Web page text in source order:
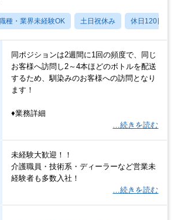
種・業界未経験OK 土日祝休み 休日120日以上
同ポジションは2週間に1回の頻度で、同じ
お客様へ訪問し2～4本ほどのボトルを配送
するため、馴染みのお客様への訪問となり
ます！
♦業務詳細
…続きを読む
未経験大歓迎！！
介護職員・技術系・ディーラーなど営業未
経験者も多数入社！
…続きを読む